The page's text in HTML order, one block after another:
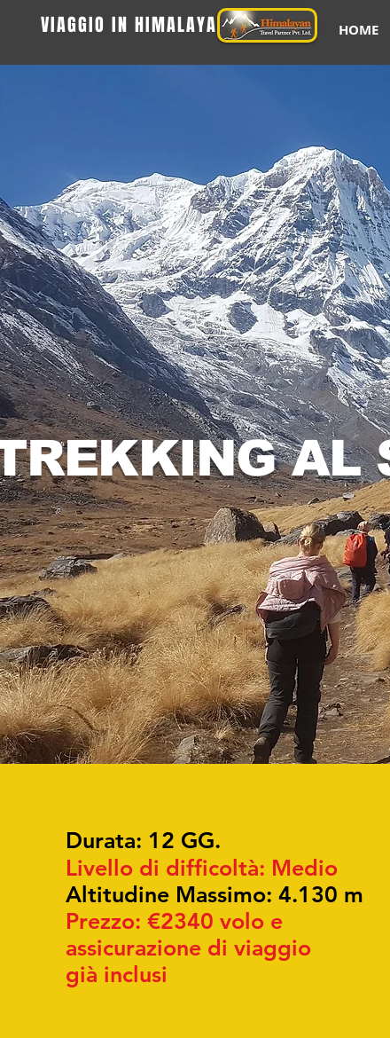
VIAGGIO IN HIMALAYA HOME
AL
Durata: 12 GG.
Livello di difficoltà: Medio
Altitudine Massimo: 4.130 m
Prezzo: €2340 volo e
assicurazione di viaggio
già inclusi